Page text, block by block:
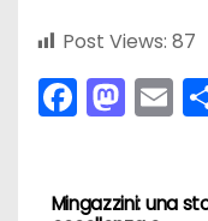
Post Views: 87
F
a
M
a
E
Mingazzini: una